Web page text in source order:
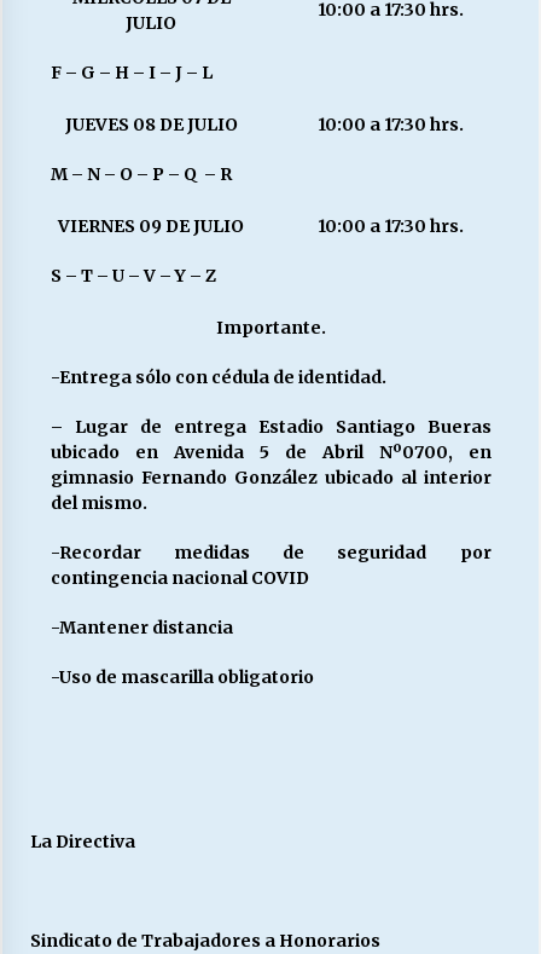
JULIO
F – G – H – I – J – L
10:00 a 17:30 hrs.
JUEVES 08 DE JULIO
M – N – O – P – Q – R
10:00 a 17:30 hrs.
VIERNES 09 DE JULIO
S – T – U – V – Y – Z
10:00 a 17:30 hrs.
Importante.
-Entrega sólo con cédula de identidad.
– Lugar de entrega Estadio Santiago Bueras
ubicado en Avenida 5 de Abril Nº0700, en
gimnasio Fernando González ubicado al interior
del mismo.
-Recordar medidas de seguridad por
contingencia nacional COVID
-Mantener distancia
-Uso de mascarilla obligatorio
La Directiva
Sindicato de Trabajadores a Honorarios